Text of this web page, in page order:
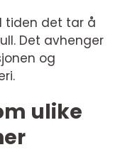
tiden det tar å
Det avhenger
og
ulike